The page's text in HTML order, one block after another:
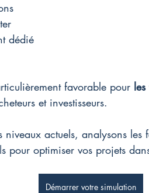
dédié
favorable pour
et investisseurs.
actuels, analysons les
pour optimiser vos projets
Démarrer votre simulation